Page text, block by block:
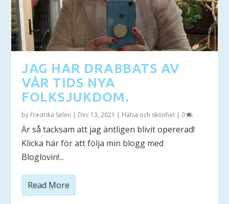
JAG HAR DRABBATS AV
VÅR TIDS NYA
FOLKSJUKDOM.
by Fredrika Selen | Dec 13, 2021 | Hälsa och skönhet | 0
Är så tacksam att jag äntligen blivit opererad!
Klicka här för att följa min blogg med
Bloglovin!...
Read More